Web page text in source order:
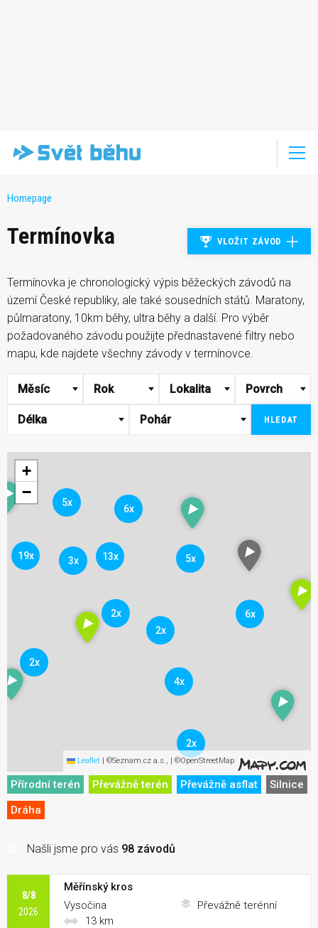
Homepage
Termínovka VLOŽIT ZÁVOD
Termínovka je chronologický výpis běžeckých závodů na
území České republiky, ale také sousedních států. Maratony,
půlmaratony, 10km běhy, ultra běhy a další. Pro výběr
požadovaného závodu použijte přednastavené filtry nebo
mapu, kde najdete všechny závody v termínovce.
Měsíc Rok Lokalita Povrch
Délka Pohár HLEDAT
3x
2x
2x
4x
2x
6x
2x
5x
5x
19x 13x
6x
+
−
Leaflet | ©Seznam.cz a.s., | ©OpenStreetMap
Přírodní terén Převážně terén Převážně asflat
Silnice
Dráha
Našli jsme pro vás 98 závodů
8/8
2026
Vysočina
Měřínský kros
Převážně terénní
13 km